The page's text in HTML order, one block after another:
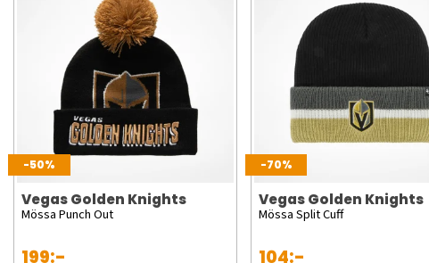
-50%
Vegas Golden Knights
Mössa Punch Out
199:-
-70%
Vegas Golden Knights
Mössa Split Cuff
104:-